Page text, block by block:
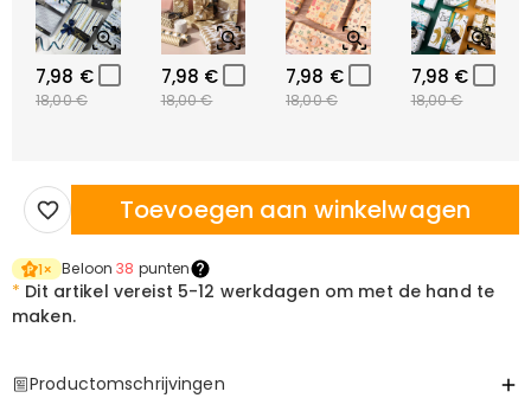
7,98 €
18,00 €
7,98 €
18,00 €
7,98 €
18,00 €
7,98 €
18,00 €
Toevoegen aan winkelwagen
1× Beloon38 punten
* Dit artikel vereist 5-12 werkdagen om met de hand te
maken.
Productomschrijvingen